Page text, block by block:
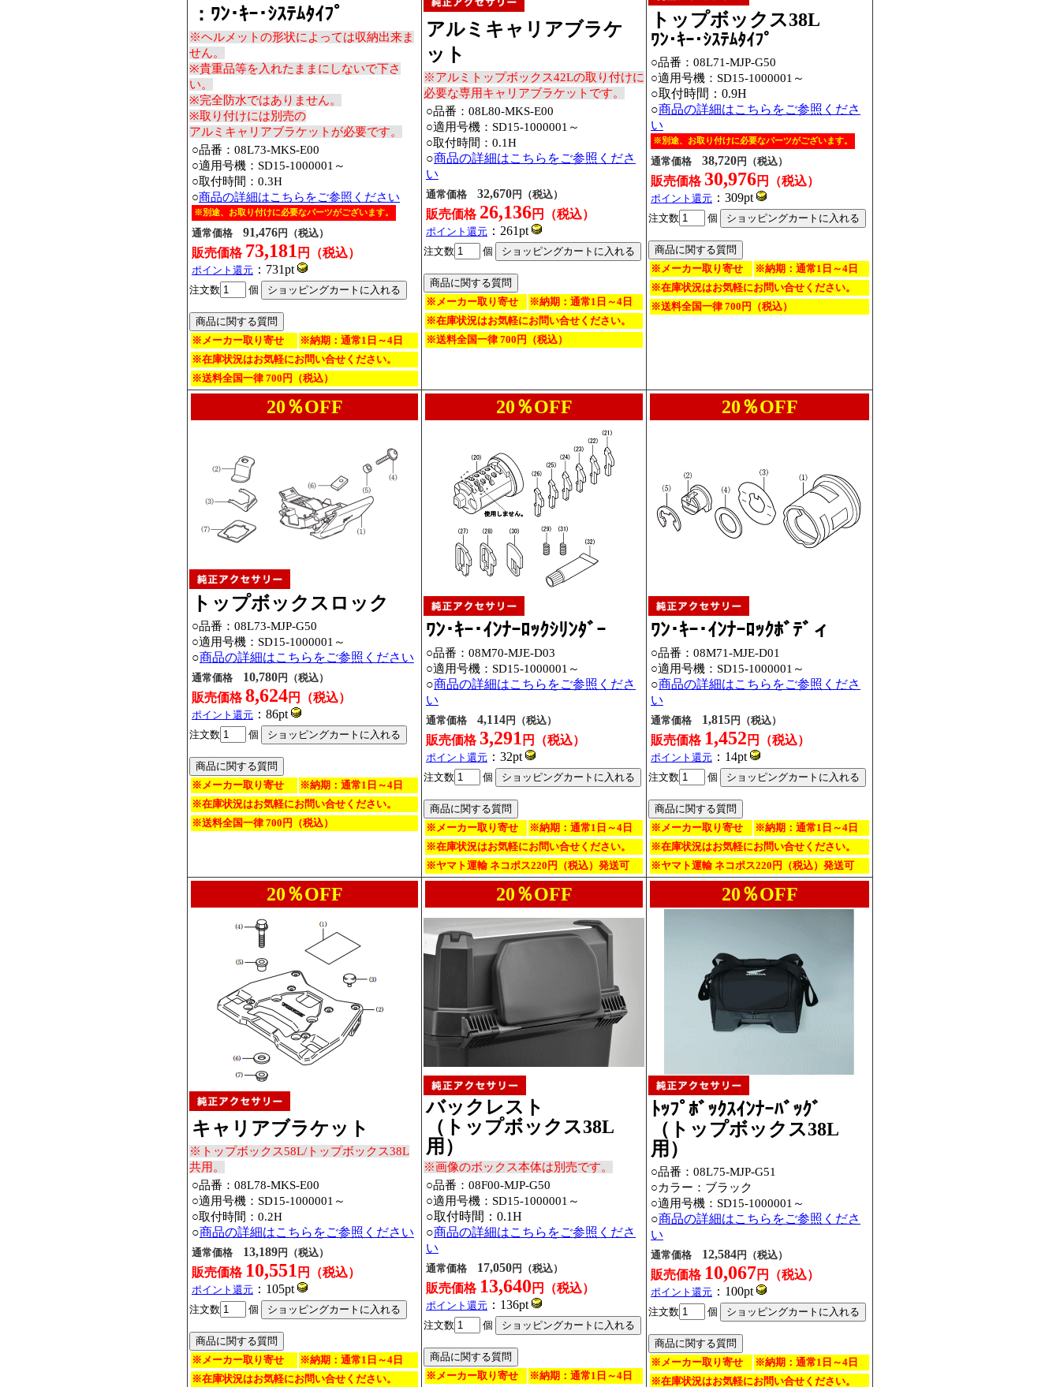
：ﾜﾝ･ｷｰ･ｼｽﾃﾑﾀｲﾌﾟ
※ヘルメットの形状によっては収納出来ま
せん。
※貴重品等を入れたままにしないで下さ
い。
※完全防水ではありません。
※取り付けには別売の
アルミキャリアブラケットが必要です。
○品番：08L73-MKS-E00
○適用号機：SD15-1000001～
○取付時間：0.3H
○商品の詳細はこちらをご参照ください
※別途、お取り付けに必要なパーツがございます。
通常価格 91,476円（税込）
販売価格 73,181 円（税込）
ポイント還元 ：731pt
注文数 個
※メーカー取り寄せ
※納期：通常1日～4日
※在庫状況はお気軽にお問い合せください。
※送料全国一律 700円（税込）
アルミキャリアブラケ
ット
※アルミトップボックス42Lの取り付けに
必要な専用キャリアブラケットです。
○品番：08L80-MKS-E00
○適用号機： SD15-1000001～
○取付時間：0.1H
○商品の詳細はこちらをご参照くださ
い
通常価格 32,670円（税込）
販売価格 26,136円（税込）
ポイント還元 ：261pt
注文数 個
※メーカー取り寄せ
※納期：通常1日～4日
※在庫状況はお気軽にお問い合せください。
※送料全国一律 700円（税込）
トップボックス38L
ﾜﾝ･ｷｰ･ｼｽﾃﾑﾀｲﾌﾟ
○品番：08L71-MJP-G50
○適用号機： SD15-1000001～
○取付時間：0.9H
○商品の詳細はこちらをご参照くださ
い
※別途、お取り付けに必要なパーツがございます。
通常価格 38,720円（税込）
販売価格 30,976円（税込）
ポイント還元 ：309pt
注文数 個
※メーカー取り寄せ
※納期：通常1日～4日
※在庫状況はお気軽にお問い合せください。
※送料全国一律 700円（税込）
20％OFF
トップボックスロック
○品番：08L73-MJP-G50
○適用号機： SD15-1000001～
○商品の詳細はこちらをご参照ください
通常価格 10,780円（税込）
販売価格8,624円（税込）
ポイント還元 ：86pt
注文数 個
※メーカー取り寄せ
※納期：通常1日～4日
※在庫状況はお気軽にお問い合せください。
※送料全国一律 700円（税込）
20％OFF
ﾜﾝ･ｷｰ･ｲﾝﾅｰﾛｯｸｼﾘﾝﾀﾞｰ
○品番：08M70-MJE-D03
○適用号機： SD15-1000001～
○商品の詳細はこちらをご参照くださ
い
通常価格 4,114円（税込）
販売価格 3,291 円（税込）
ポイント還元 ：32pt
注文数 個
※メーカー取り寄せ
※納期：通常1日～4日
※在庫状況はお気軽にお問い合せください。
※ヤマト運輸 ネコポス220円（税込）発送可
20％OFF
ﾜﾝ･ｷｰ･ｲﾝﾅｰﾛｯｸﾎﾞﾃﾞィ
○品番：08M71-MJE-D01
○適用号機： SD15-1000001～
○商品の詳細はこちらをご参照くださ
い
通常価格 1,815円（税込）
販売価格 1,452 円（税込）
ポイント還元 ：14pt
注文数 個
※メーカー取り寄せ
※納期：通常1日～4日
※在庫状況はお気軽にお問い合せください。
※ヤマト運輸 ネコポス220円（税込）発送可
20％OFF
キャリアブラケット
※トップボックス58L/トップボックス38L
共用。
○品番：08L78-MKS-E00
○適用号機： SD15-1000001～
○取付時間：0.2H
○商品の詳細はこちらをご参照ください
通常価格 13,189円（税込）
販売価格 10,551 円（税込）
ポイント還元 ：105pt
注文数 個
※メーカー取り寄せ
※納期：通常1日～4日
※在庫状況はお気軽にお問い合せください。
20％OFF
バックレスト
（トップボックス38L
用）
※画像のボックス本体は別売です。
○品番：08F00-MJP-G50
○適用号機： SD15-1000001～
○取付時間：0.1H
○商品の詳細はこちらをご参照くださ
い
通常価格 17,050円（税込）
販売価格 13,640 円（税込）
ポイント還元 ：136pt
注文数 個
※メーカー取り寄せ ※納期：通常1日～4日
20％OFF
ﾄｯﾌﾟﾎﾞｯｸｽｲﾝﾅｰﾊﾞｯｸﾞ
（トップボックス38L
用）
○品番：08L75-MJP-G51
○カラー：ブラック
○適用号機： SD15-1000001～
○商品の詳細はこちらをご参照くださ
い
通常価格 12,584円（税込）
販売価格 10,067円（税込）
ポイント還元 ：100pt
注文数 個
※メーカー取り寄せ
※納期：通常1日～4日
※在庫状況はお気軽にお問い合せください。